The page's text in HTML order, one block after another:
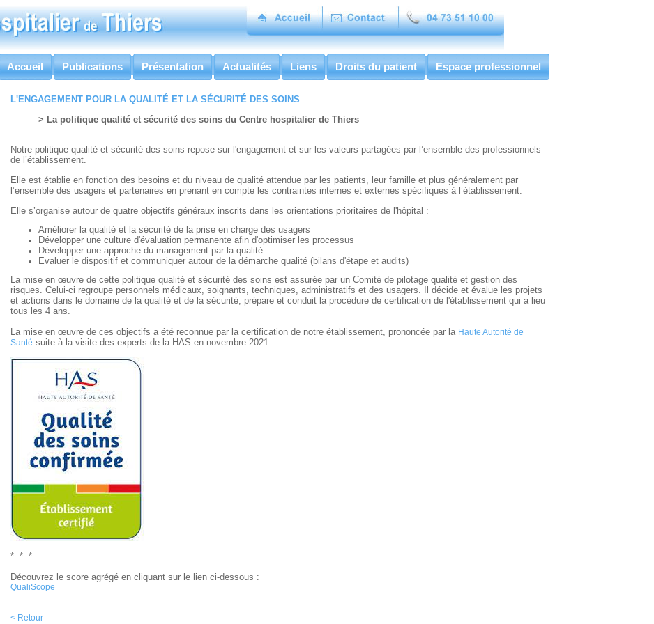
Accueil Publications Présentation Actualités Liens Droits du patient Espace professionnel
L'ENGAGEMENT POUR LA QUALITÉ ET LA SÉCURITÉ DES SOINS
> La politique qualité et sécurité des soins du Centre hospitalier de Thiers
Notre politique qualité et sécurité des soins repose sur l'engagement et sur les valeurs partagées par l’ensemble des professionnels
de l’établissement.
Elle est établie en fonction des besoins et du niveau de qualité attendue par les patients, leur famille et plus généralement par
l’ensemble des usagers et partenaires en prenant en compte les contraintes internes et externes spécifiques à l’établissement.
Elle s’organise autour de quatre objectifs généraux inscrits dans les orientations prioritaires de l'hôpital :
Améliorer la qualité et la sécurité de la prise en charge des usagers
Développer une culture d'évaluation permanente afin d'optimiser les processus
Développer une approche du management par la qualité
Evaluer le dispositif et communiquer autour de la démarche qualité (bilans d'étape et audits)
La mise en œuvre de cette politique qualité et sécurité des soins est assurée par un Comité de pilotage qualité et gestion des
risques. Celui-ci regroupe personnels médicaux, soignants, techniques, administratifs et des usagers. Il décide et évalue les projets
et actions dans le domaine de la qualité et de la sécurité, prépare et conduit la procédure de certification de l'établissement qui a lieu
tous les 4 ans.
La mise en œuvre de ces objectifs a été reconnue par la certification de notre établissement, prononcée par la Haute Autorité de
Santé suite à la visite des experts de la HAS en novembre 2021.
* * *
Découvrez le score agrégé en cliquant sur le lien ci-dessous :
QualiScope
< Retour